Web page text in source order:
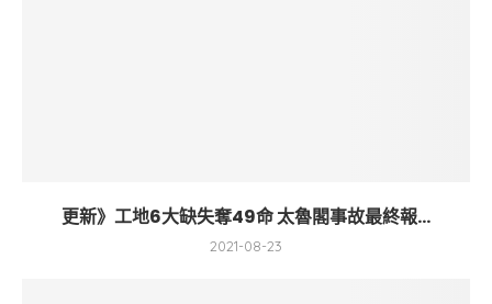
更新》工地6大缺失奪49命 太魯閣事故最終報...
2021-08-23